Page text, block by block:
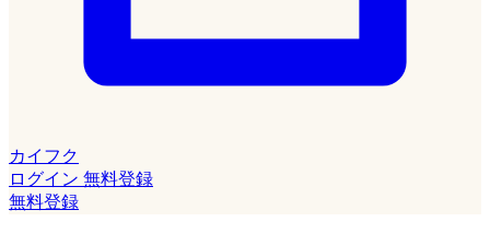
カイフク
ログイン 無料登録
無料登録